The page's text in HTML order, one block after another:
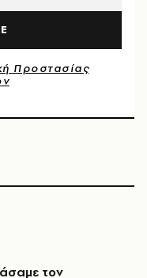
τον
Προστασίας